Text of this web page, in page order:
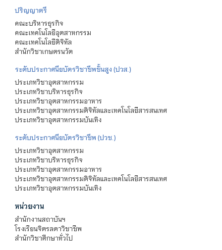
ปริญญาตรี
คณะบริหารธุรกิจ
คณะเทคโนโลยีอุตสาหกรรม
คณะเทคโนโลยีดิจิทัล
สำนักวิชาเกษตรนวัต
ระดับประกาศนียบัตรวิชาชีพชั้นสูง (ปวส.)
ประเภทวิชาอุตสาหกรรม
ประเภทวิชาบริหารธุรกิจ
ประเภทวิชาอุตสาหกรรมอาหาร
ประเภทวิชาอุตสาหกรรมดิจิทัลและเทคโนโลยีสารสนเทศ
ประเภทวิชาอุตสาหกรรมบันเทิง
ระดับประกาศนียบัตรวิชาชีพ (ปวช.)
ประเภทวิชาอุตสาหกรรม
ประเภทวิชาบริหารธุรกิจ
ประเภทวิชาอุตสาหกรรมอาหาร
ประเภทวิชาอุตสาหกรรมดิจิทัลและเทคโนโลยีสารสนเทศ
ประเภทวิชาอุตสาหกรรมบันเทิง
หน่วยงาน
สำนักงานสถาบันฯ
โรงเรียนจิตรลดาวิชาชีพ
สำนักวิชาศึกษาทั่วไป